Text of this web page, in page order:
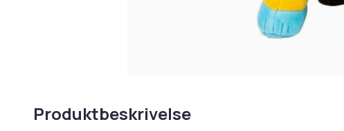
Produktbeskrivelse